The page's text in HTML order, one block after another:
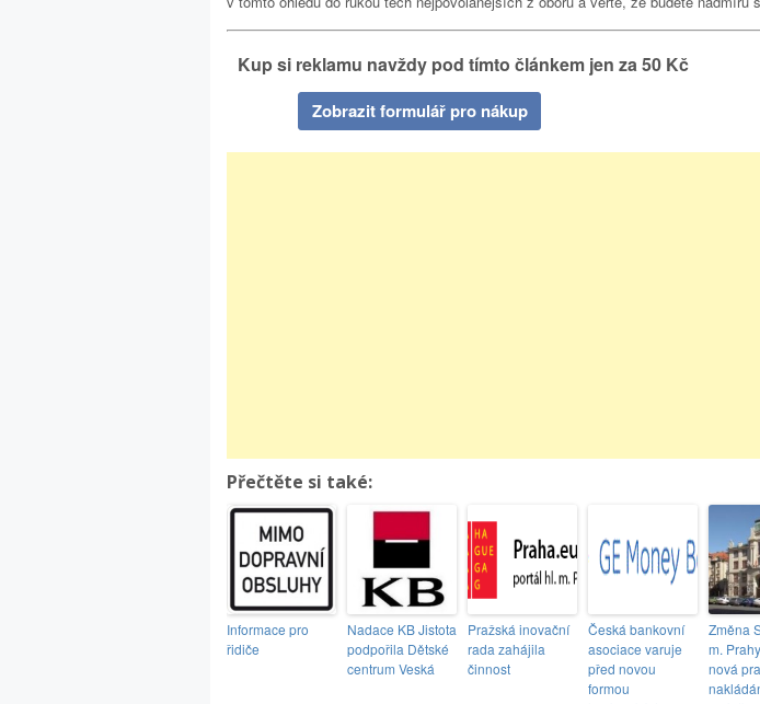
Kup si reklamu navždy pod tímto článkem jen za 50 Kč
Zobrazit formulář pro nákup
Přečtěte si také:
Informace pro
řidiče
Nadace KB Jistota
podpořila Dětské
centrum Veská
Pražská inovační
rada zahájila
činnost
Česká bankovní
asociace varuje
před novou
formou
Změna
m.
nová